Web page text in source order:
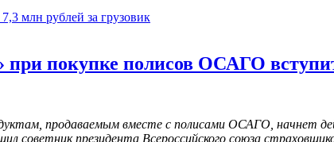
млн рублей за грузовик
покупке полисов ОСАГО
продаваемым вместе с полисами ОСАГО, начнет
советник президента Всероссийского союза